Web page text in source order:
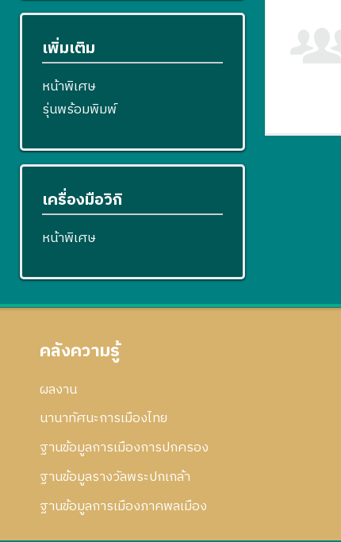
เพิ่มเติม
หน้าพิเศษ
รุ่นพร้อมพิมพ์
เครื่องมือวิกิ
หน้าพิเศษ
คลังความรู้
ผลงาน
นานาทัศนะการเมืองไทย
ฐานข้อมูลการเมืองการปกครอง
ฐานข้อมูลรางวัลพระปกเกล้า
ฐานข้อมูลการเมืองภาคพลเมือง